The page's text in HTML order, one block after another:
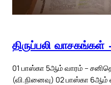
திருப்பலி வாசகங்கள்
01 பாஸ்கா 5ஆம் வாரம் –
(வி.நினைவு) 02 பாஸ்கா 6ஆம்